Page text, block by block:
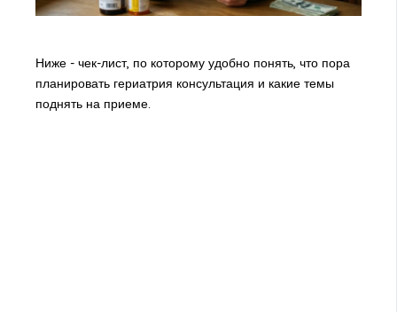
Ниже - чек-лист, по которому удобно понять, что пора
планировать гериатрия консультация и какие темы
поднять на приеме.